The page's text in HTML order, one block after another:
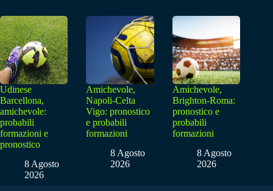
Udinese
Barcellona,
amichevole:
probabili
formazioni e
pronostico
8 Agosto
2026
Amichevole,
Napoli-Celta
Vigo: pronostico
e probabili
formazioni
8 Agosto
2026
Amichevole,
Brighton-Roma:
pronostico e
probabili
formazioni
8 Agosto
2026